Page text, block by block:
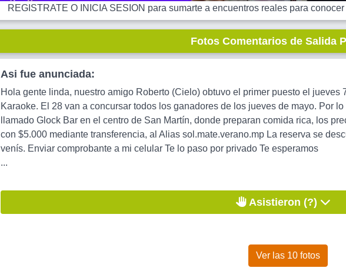
REGISTRATE O INICIA SESION para sumarte a encuentros reales para
Fotos Comentarios de Salida
Asi fue anunciada:
Hola gente linda, nuestro amigo Roberto (Cielo) obtuvo el primer puesto el
Karaoke. El 28 van a concursar todos los ganadores de los jueves de mayo. Por
llamado Glock Bar en el centro de San Martín, donde preparan comida rica, los
con $5.000 mediante transferencia, al Alias sol.mate.verano.mp La reserva se
venís. Enviar comprobante a mi celular Te lo paso por privado Te esperamos
...
Asistieron (?)
Ver las 10 fotos